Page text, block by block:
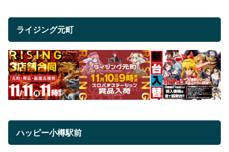
ライジング元町
ハッピー小樽駅前